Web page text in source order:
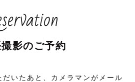
影のご予約
だいたあと、カメラマンがメール